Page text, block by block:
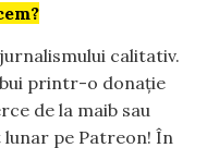
calitativ.
printr-o donație
de la maib sau
pe Patreon! În